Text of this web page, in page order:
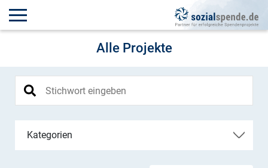
Alle Projekte
Kategorien